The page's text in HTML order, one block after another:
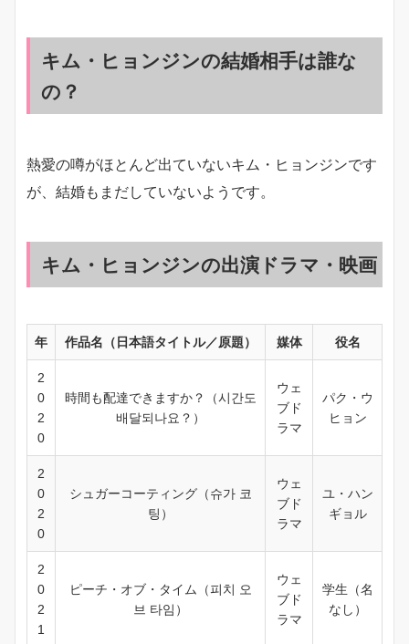
キム・ヒョンジンの結婚相手は誰な
の？
熱愛の噂がほとんど出ていないキム・ヒョンジンです
が、結婚もまだしていないようです。
キム・ヒョンジンの出演ドラマ・映画
年 作品名（日本語タイトル／原題） 媒体 役名
2
0
2
0
時間も配達できますか？（시간도
배달되나요？）
ウェ
ブド
ラマ
パク・ウ
ヒョン
2
0
2
0
シュガーコーティング（슈가 코
팅）
ウェ
ブド
ラマ
ユ・ハン
ギョル
2
0
2
1
ピーチ・オブ・タイム（피치 오
브 타임）
ウェ
ブド
ラマ
学生（名
なし）